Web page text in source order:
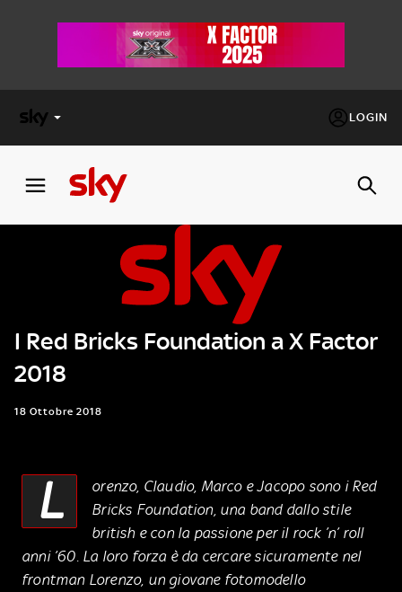
LOGIN
FACTOR
Cos’altro vedere:
PROGRAMMI SKY
Un mondo di offerte:
SKY.IT
I Red Bricks Foundation a X Factor
2018
18 Ottobre 2018
L
orenzo, Claudio, Marco e Jacopo sono i Red
Bricks Foundation, una band dallo stile
british e con la passione per il rock ’n’ roll
anni ’60. La loro forza è da cercare sicuramente nel
frontman Lorenzo, un giovane fotomodello